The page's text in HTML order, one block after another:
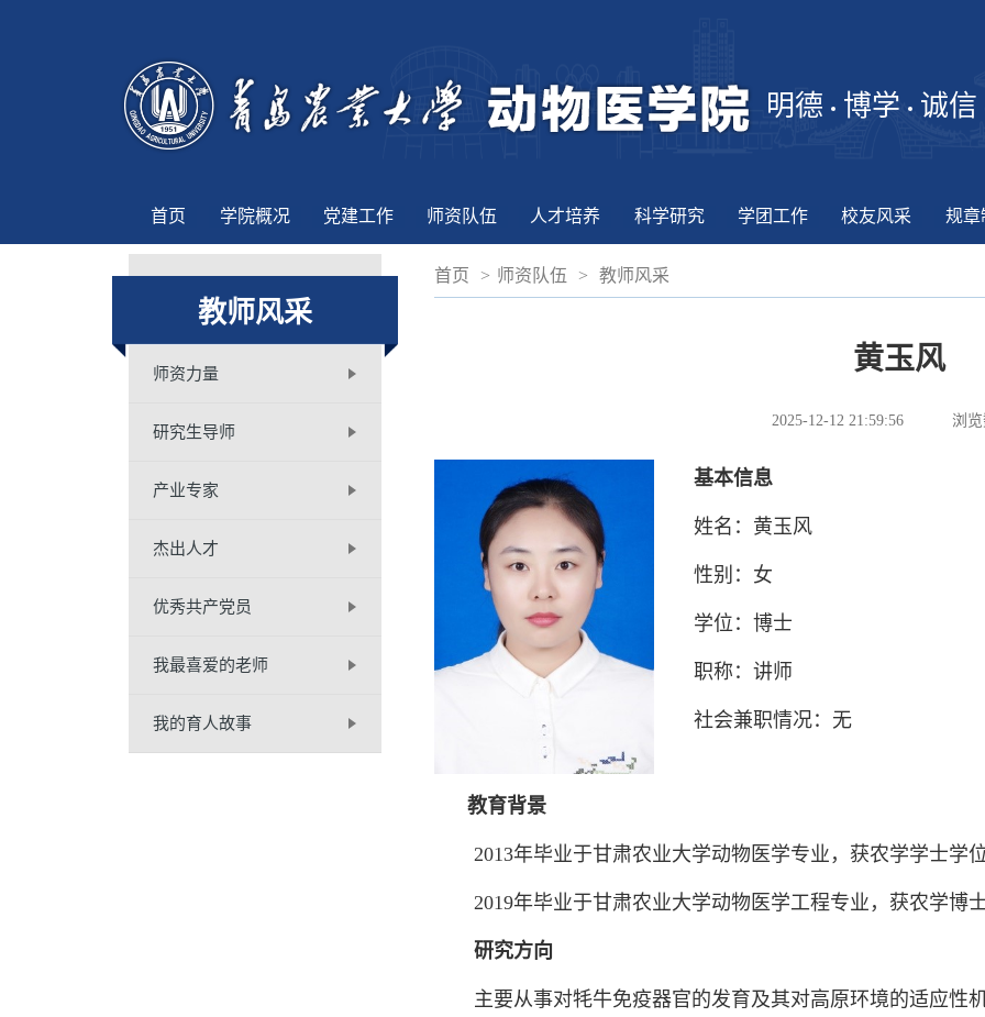
明德 博学 诚信
首页 学院概况 党建工作 师资队伍 人才培养 科学研究 学团工作 校友风采 规章
教师风采
师资力量
研究生导师
产业专家
杰出人才
优秀共产党员
我最喜爱的老师
我的育人故事
首页 > 师资队伍 > 教师风采
黄玉风
2025-12-12 21:59:56 浏览
基本信息
姓名：黄玉风
性别：女
学位：博士
职称：讲师
社会兼职情况：无
教育背景
2013年毕业于甘肃农业大学动物医学专业，获农学学士学位
2019年毕业于甘肃农业大学动物医学工程专业，获农学博士
研究方向
主要从事对牦牛免疫器官的发育及其对高原环境的适应性